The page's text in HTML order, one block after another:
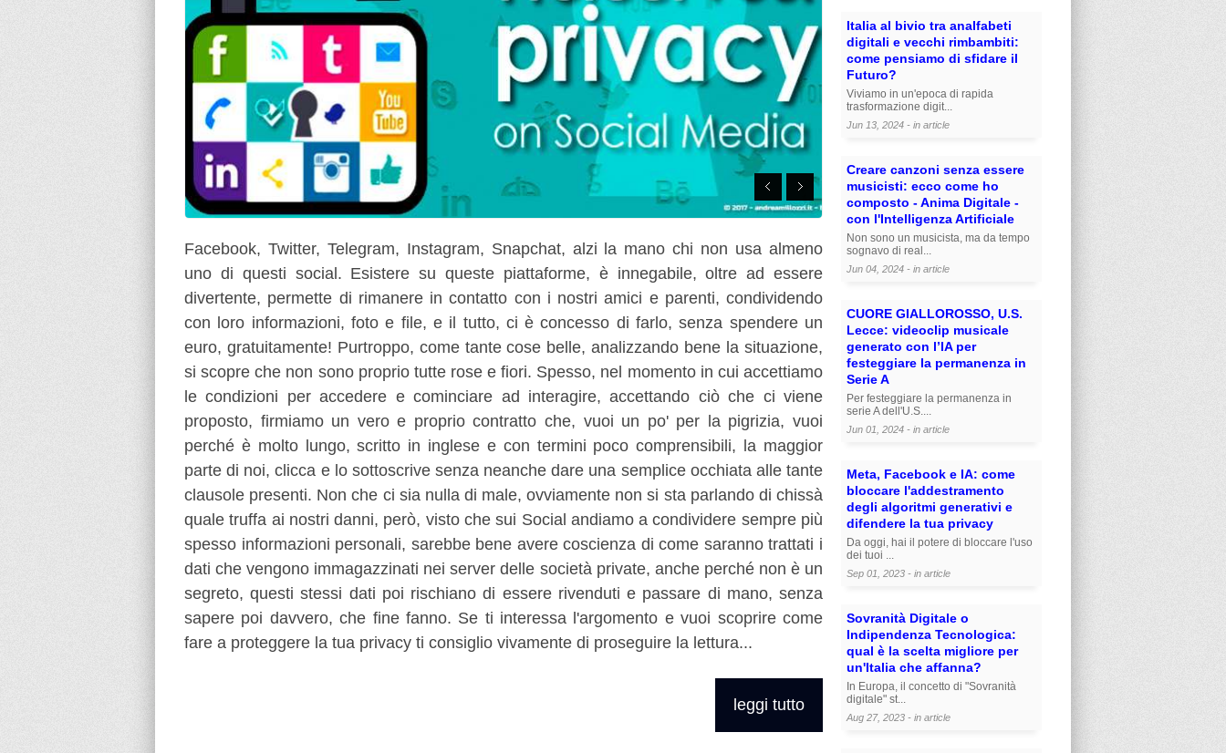
Facebook, Twitter, Telegram, Instagram, Snapchat, alzi la mano chi non usa almeno
uno di questi social. Esistere su queste piattaforme, è innegabile, oltre ad essere
divertente, permette di rimanere in contatto con i nostri amici e parenti, condividendo
con loro informazioni, foto e file, e il tutto, ci è concesso di farlo, senza spendere un
euro, gratuitamente! Purtroppo, come tante cose belle, analizzando bene la situazione,
si scopre che non sono proprio tutte rose e fiori. Spesso, nel momento in cui accettiamo
le condizioni per accedere e cominciare ad interagire, accettando ciò che ci viene
proposto, firmiamo un vero e proprio contratto che, vuoi un po' per la pigrizia, vuoi
perché è molto lungo, scritto in inglese e con termini poco comprensibili, la maggior
parte di noi, clicca e lo sottoscrive senza neanche dare una semplice occhiata alle tante
clausole presenti. Non che ci sia nulla di male, ovviamente non si sta parlando di chissà
quale truffa ai nostri danni, però, visto che sui Social andiamo a condividere sempre più
spesso informazioni personali, sarebbe bene avere coscienza di come saranno trattati i
dati che vengono immagazzinati nei server delle società private, anche perché non è un
segreto, questi stessi dati poi rischiano di essere rivenduti e passare di mano, senza
sapere poi davvero, che fine fanno. Se ti interessa l'argomento e vuoi scoprire come
fare a proteggere la tua privacy ti consiglio vivamente di proseguire la lettura...
leggi tutto
Italia al bivio tra analfabeti
digitali e vecchi rimbambiti:
come pensiamo di sfidare il
Futuro?
Viviamo in un'epoca di rapida
trasformazione digit...
Jun 13, 2024 - in article
Creare canzoni senza essere
musicisti: ecco come ho
composto - Anima Digitale -
con l'Intelligenza Artificiale
Non sono un musicista, ma da tempo
sognavo di real...
Jun 04, 2024 - in article
CUORE GIALLOROSSO, U.S.
Lecce: videoclip musicale
generato con l’IA per
festeggiare la permanenza in
Serie A
Per festeggiare la permanenza in
serie A dell'U.S....
Jun 01, 2024 - in article
Meta, Facebook e IA: come
bloccare l'addestramento
degli algoritmi generativi e
difendere la tua privacy
Da oggi, hai il potere di bloccare l'uso
dei tuoi ...
Sep 01, 2023 - in article
Sovranità Digitale o
Indipendenza Tecnologica:
qual è la scelta migliore per
un'Italia che affanna?
In Europa, il concetto di "Sovranità
digitale" st...
Aug 27, 2023 - in article